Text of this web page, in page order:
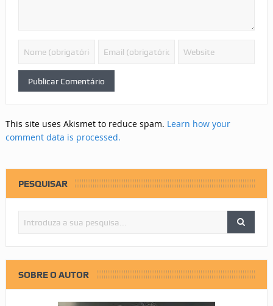
This site uses Akismet to reduce spam. Learn how your
comment data is processed.
PESQUISAR
SOBRE O AUTOR